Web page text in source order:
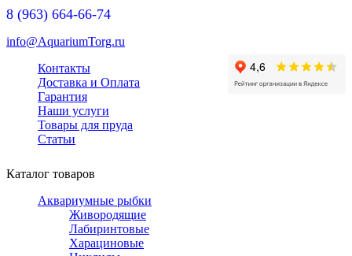
8 (963) 664-66-74
info@AquariumTorg.ru
Контакты
Доставка и Оплата
Гарантия
Наши услуги
Товары для пруда
Статьи
Каталог товаров
Аквариумные рыбки
Живородящие
Лабиринтовые
Харациновые